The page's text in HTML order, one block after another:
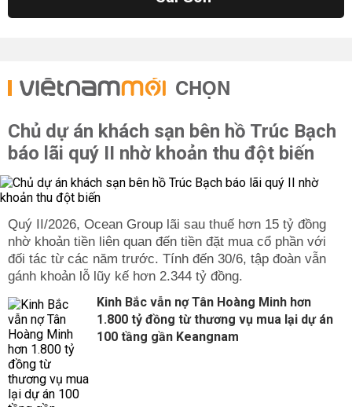
CHỌN
Chủ dự án khách sạn bên hồ Trúc Bạch
báo lãi quý II nhờ khoản thu đột biến
Quý II/2026, Ocean Group lãi sau thuế hơn 15 tỷ đồng
nhờ khoản tiền liên quan đến tiền đặt mua cổ phần với
đối tác từ các năm trước. Tính đến 30/6, tập đoàn vẫn
gánh khoản lỗ lũy kế hơn 2.344 tỷ đồng.
Kinh Bắc vẫn nợ Tân Hoàng Minh hơn
1.800 tỷ đồng từ thương vụ mua lại dự án
100 tầng gần Keangnam